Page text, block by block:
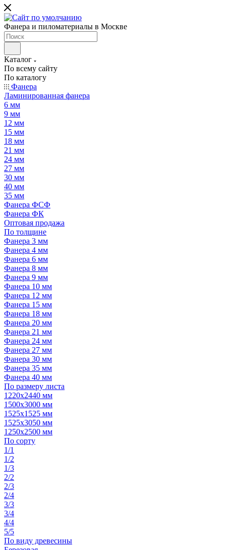
Фанера и пиломатериалы в Москве
Каталог
По всему сайту
По каталогу
Фанера
Ламинированная фанера
6 мм
9 мм
12 мм
15 мм
18 мм
21 мм
24 мм
27 мм
30 мм
40 мм
35 мм
Фанера ФСФ
Фанера ФК
Оптовая продажа
По толщине
Фанера 3 мм
Фанера 4 мм
Фанера 6 мм
Фанера 8 мм
Фанера 9 мм
Фанера 10 мм
Фанера 12 мм
Фанера 15 мм
Фанера 18 мм
Фанера 20 мм
Фанера 21 мм
Фанера 24 мм
Фанера 27 мм
Фанера 30 мм
Фанера 35 мм
Фанера 40 мм
По размеру листа
1220х2440 мм
1500х3000 мм
1525x1525 мм
1525х3050 мм
1250х2500 мм
По сорту
1/1
1/2
1/3
2/2
2/3
2/4
3/3
3/4
4/4
5/5
По виду древесины